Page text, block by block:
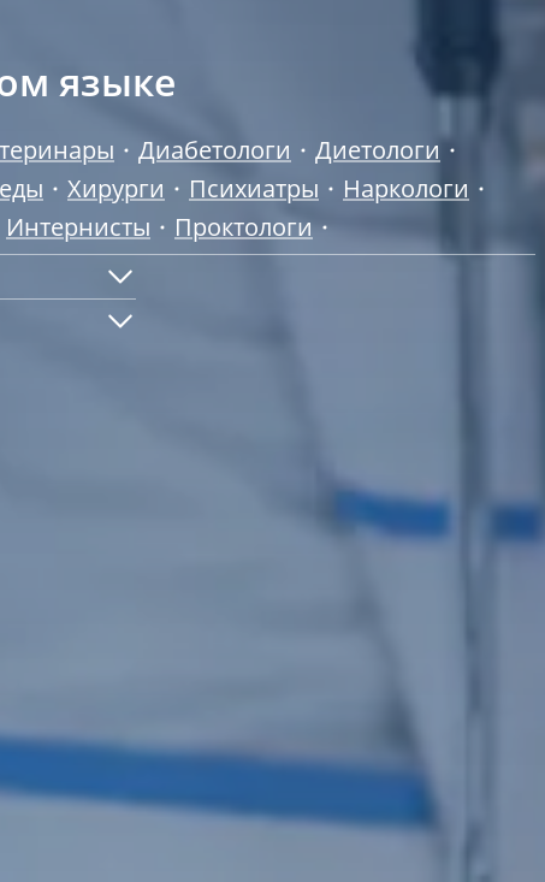
языке
Диабетологи
Диетологи
Хирурги Психиатры
Наркологи
Интернисты
Проктологи